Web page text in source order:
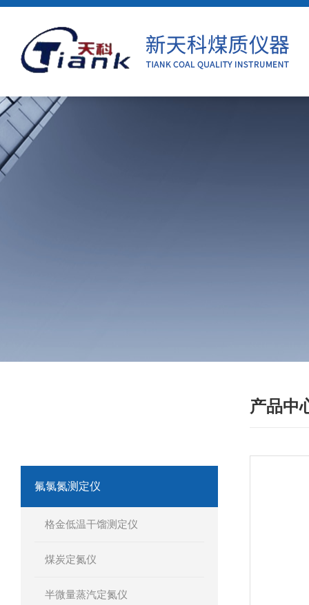
产品中
氟氯氮测定仪
格金低温干馏测定仪
煤炭定氮仪
半微量蒸汽定氮仪